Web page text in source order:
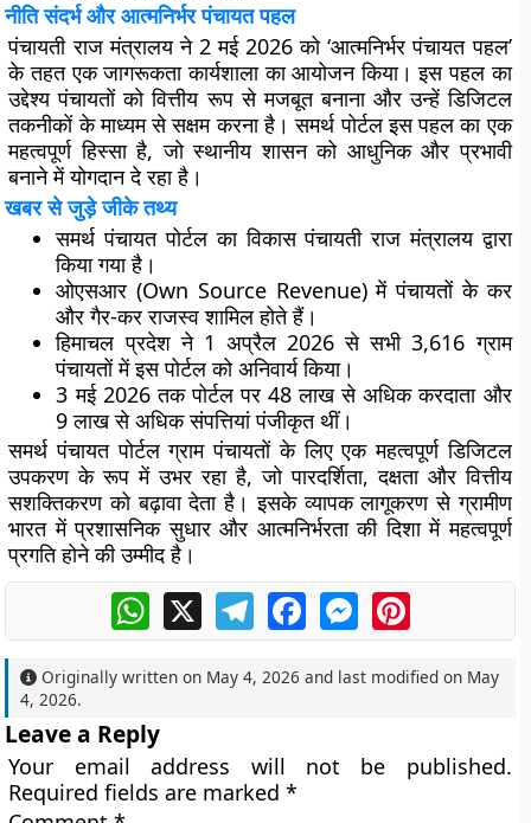
नीति संदर्भ और आत्मनिर्भर पंचायत पहल
पंचायती राज मंत्रालय ने 2 मई 2026 को ‘आत्मनिर्भर पंचायत पहल’
के तहत एक जागरूकता कार्यशाला का आयोजन किया। इस पहल का
उद्देश्य पंचायतों को वित्तीय रूप से मजबूत बनाना और उन्हें डिजिटल
तकनीकों के माध्यम से सक्षम करना है। समर्थ पोर्टल इस पहल का एक
महत्वपूर्ण हिस्सा है, जो स्थानीय शासन को आधुनिक और प्रभावी
बनाने में योगदान दे रहा है।
खबर से जुड़े जीके तथ्य
समर्थ पंचायत पोर्टल का विकास पंचायती राज मंत्रालय द्वारा
किया गया है।
ओएसआर (Own Source Revenue) में पंचायतों के कर
और गैर-कर राजस्व शामिल होते हैं।
हिमाचल प्रदेश ने 1 अप्रैल 2026 से सभी 3,616 ग्राम
पंचायतों में इस पोर्टल को अनिवार्य किया।
3 मई 2026 तक पोर्टल पर 48 लाख से अधिक करदाता और
9 लाख से अधिक संपत्तियां पंजीकृत थीं।
समर्थ पंचायत पोर्टल ग्राम पंचायतों के लिए एक महत्वपूर्ण डिजिटल
उपकरण के रूप में उभर रहा है, जो पारदर्शिता, दक्षता और वित्तीय
सशक्तिकरण को बढ़ावा देता है। इसके व्यापक लागूकरण से ग्रामीण
भारत में प्रशासनिक सुधार और आत्मनिर्भरता की दिशा में महत्वपूर्ण
प्रगति होने की उम्मीद है।
WhatsApp
X TelegramFacebookMessengerPinterest
Originally written on May 4, 2026 and last modified on May
4, 2026.
Leave a Reply
Your email address will not be published.
Required fields are marked*